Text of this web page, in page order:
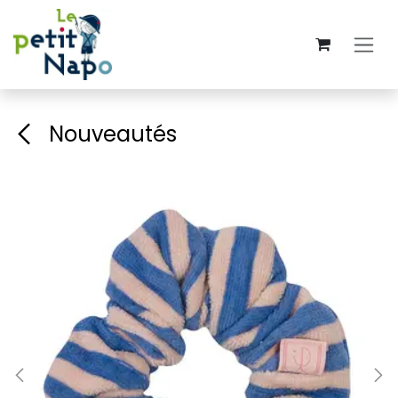
Se rendre au contenu
Nouveautés